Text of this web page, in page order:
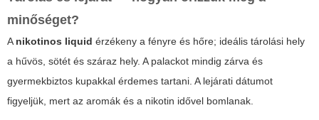
minőséget?
A nikotinos liquid érzékeny a fényre és hőre; ideális tárolási hely
a hűvös, sötét és száraz hely. A palackot mindig zárva és
gyermekbiztos kupakkal érdemes tartani. A lejárati dátumot
figyeljük, mert az aromák és a nikotin idővel bomlanak.